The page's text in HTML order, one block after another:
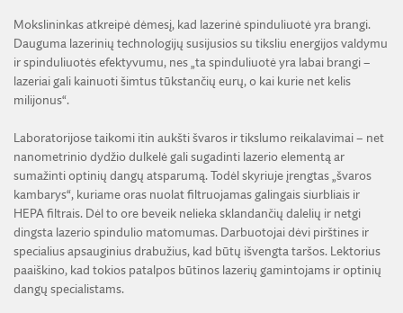
Mokslininkas atkreipė dėmesį, kad lazerinė spinduliuotė yra brangi.
Dauguma lazerinių technologijų susijusios su tiksliu energijos valdymu
ir spinduliuotės efektyvumu, nes „ta spinduliuotė yra labai brangi –
lazeriai gali kainuoti šimtus tūkstančių eurų, o kai kurie net kelis
milijonus“.
Laboratorijose taikomi itin aukšti švaros ir tikslumo reikalavimai – net
nanometrinio dydžio dulkelė gali sugadinti lazerio elementą ar
sumažinti optinių dangų atsparumą. Todėl skyriuje įrengtas „švaros
kambarys“, kuriame oras nuolat filtruojamas galingais siurbliais ir
HEPA filtrais. Dėl to ore beveik nelieka sklandančių dalelių ir netgi
dingsta lazerio spindulio matomumas. Darbuotojai dėvi pirštines ir
specialius apsauginius drabužius, kad būtų išvengta taršos. Lektorius
paaiškino, kad tokios patalpos būtinos lazerių gamintojams ir optinių
dangų specialistams.